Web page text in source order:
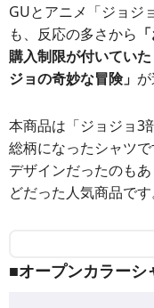
GUとアニメ「ジョジ
も、反応の多さから
購入制限が付いてい
ジョの奇妙な冒険」
本商品は「ジョジョ3
総柄になったシャツ
デザインだったのも
どだった人気商品です
■オープンカラーシ